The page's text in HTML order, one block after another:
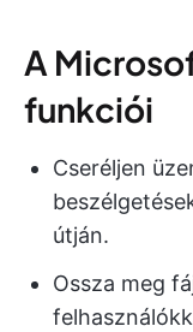
A
funkciói
Cseréljen
útján.
Ossza meg